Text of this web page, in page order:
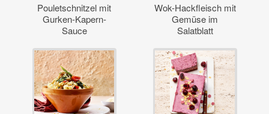
Pouletschnitzel mit
Gurken-Kapern-
Sauce
Wok-Hackfleisch mit
Gemüse im
Salatblatt